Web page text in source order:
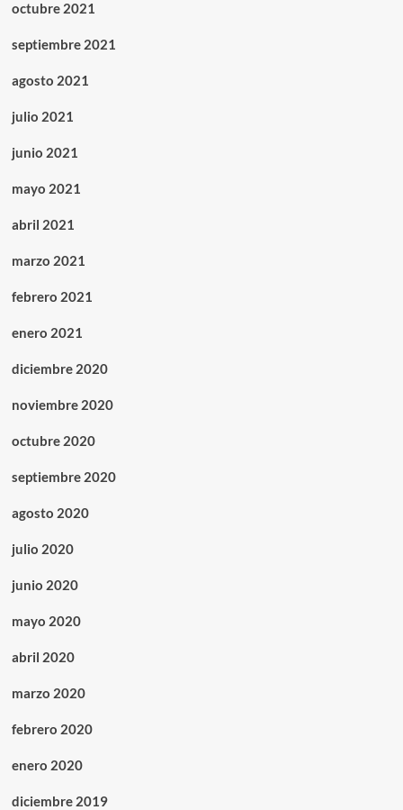
octubre 2021
septiembre 2021
agosto 2021
julio 2021
junio 2021
mayo 2021
abril 2021
marzo 2021
febrero 2021
enero 2021
diciembre 2020
noviembre 2020
octubre 2020
septiembre 2020
agosto 2020
julio 2020
junio 2020
mayo 2020
abril 2020
marzo 2020
febrero 2020
enero 2020
diciembre 2019